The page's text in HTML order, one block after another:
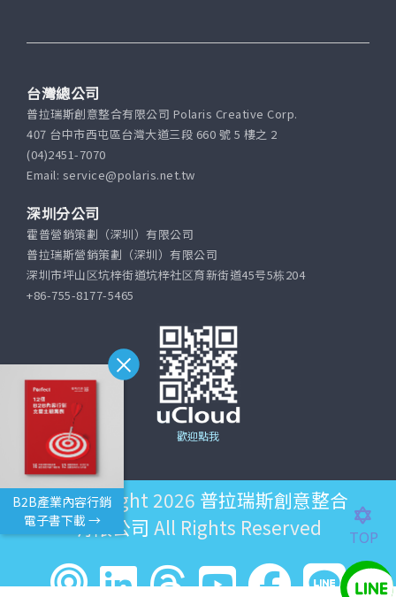
B2B產業內容行銷
電子書下載 →
台灣總公司
普拉瑞斯創意整合有限公司 Polaris Creative Corp.
407 台中市西屯區台灣大道三段 660 號 5 樓之 2
(04)2451-7070
Email: service@polaris.net.tw
深圳分公司
霍普營銷策劃（深圳）有限公司
普拉瑞斯營銷策劃（深圳）有限公司
深圳市坪山区坑梓街道坑梓社区育新街道45号5栋204
+86-755-8177-5465
歡迎點我
©Copyright 2026 普拉瑞斯創意整合
有限公司 All Rights Reserved TOP